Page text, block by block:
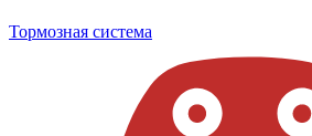
Тормозная система